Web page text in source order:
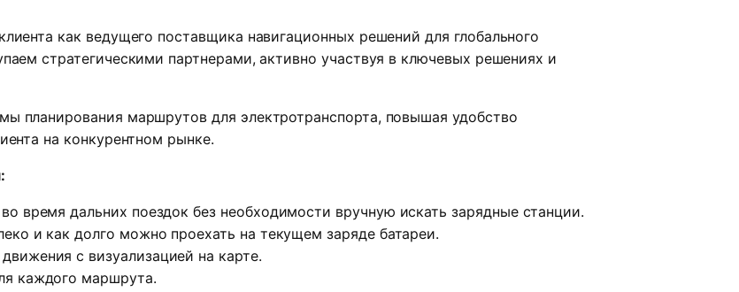
как ведущего поставщика навигационных решений для глобального
стратегическими партнерами, активно участвуя в ключевых решениях и
планирования маршрутов для электротранспорта, повышая удобство
на конкурентном рынке.
время дальних поездок без необходимости вручную искать зарядные станции.
и как долго можно проехать на текущем заряде батареи.
с визуализацией на карте.
каждого маршрута.